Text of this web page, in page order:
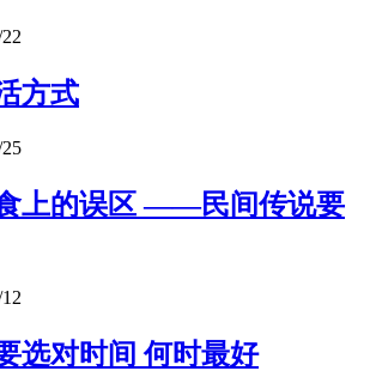
方式
上的误区 ——民间传说要
选对时间 何时最好